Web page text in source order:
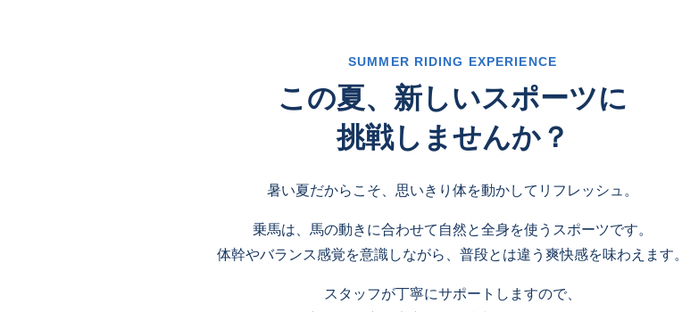
SUMMER RIDING EXPERIENCE
この夏、新しいスポーツに
挑戦しませんか？
暑い夏だからこそ、思いきり体を動かしてリフレッシュ。
乗馬は、馬の動きに合わせて自然と全身を使うスポーツです。
体幹やバランス感覚を意識しながら、普段とは違う爽快感を味わえます。
スタッフが丁寧にサポートしますので、